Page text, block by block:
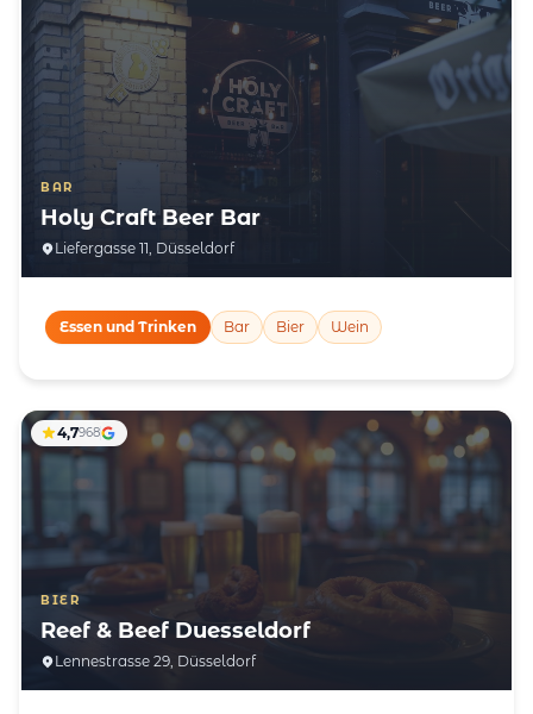
BAR
Holy Craft Beer Bar
Liefergasse 11, Düsseldorf
Essen und Trinken Bar Bier Wein
BIER
Reef & Beef Duesseldorf
Lennestrasse 29, Düsseldorf
4,7968